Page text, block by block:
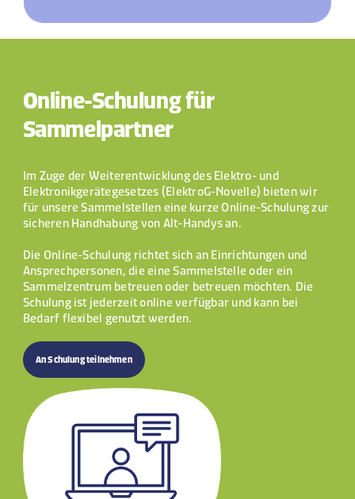
Online-Schulung für
Sammelpartner
Im Zuge der Weiterentwicklung des Elektro- und
Elektronikgerätegesetzes (ElektroG-Novelle) bieten wir
für unsere Sammelstellen eine kurze Online-Schulung zur
sicheren Handhabung von Alt-Handys an.
Die Online-Schulung richtet sich an Einrichtungen und
Ansprechpersonen, die eine Sammelstelle oder ein
Sammelzentrum betreuen oder betreuen möchten. Die
Schulung ist jederzeit online verfügbar und kann bei
Bedarf flexibel genutzt werden.
An Schulung teilnehmen